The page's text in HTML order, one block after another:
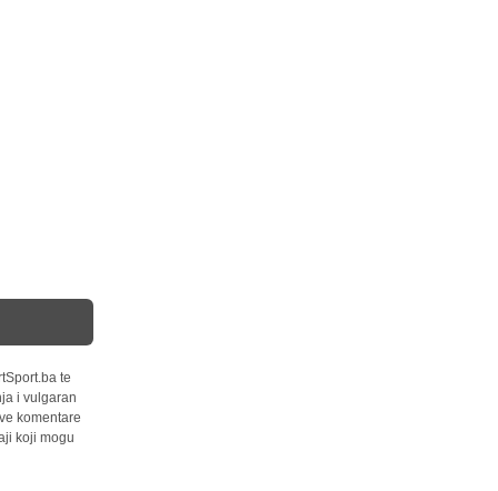
te
i vulgaran
komentare
koji mogu